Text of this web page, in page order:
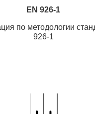
EN 926-1
по методологии
926-1